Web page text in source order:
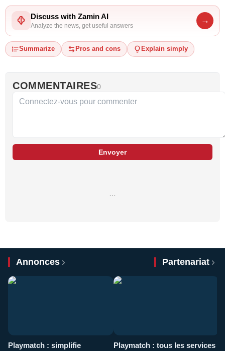
Discuss with Zamin AI
Analyze the news, get useful answers
→
Summarize Pros and cons Explain simply
COMMENTAIRES0
Envoyer
Annonces Partenariat
Playmatch : simplifie
Playmatch : tous les services